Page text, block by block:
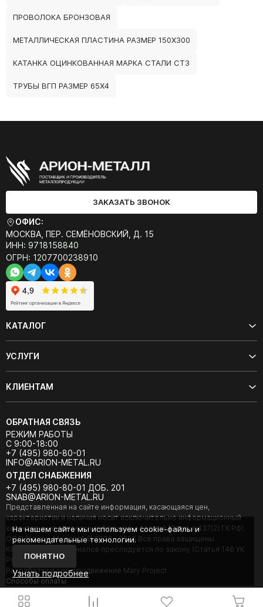
ПРОВОЛОКА БРОНЗОВАЯ
МЕТАЛЛИЧЕСКАЯ ПЛАСТИНА РАЗМЕР 150Х300
КАТАНКА ОЦИНКОВАННАЯ МАРКА СТАЛИ СТ3
ТРУБЫ ВГП РАЗМЕР 65Х4
ЗАКАЗАТЬ ЗВОНОК
ОФИС:
МОСКВА, ПЕР. СЕМЁНОВСКИЙ, Д. 15
ИНН: 9718158840
ОГРН: 1207700238910
КАТАЛОГ
УСЛУГИ
КЛИЕНТАМ
ОБРАТНАЯ СВЯЗЬ
РЕЖИМ РАБОТЫ
С 9:00-18:00
+7 (495) 980-80-01
INFO@ARION-METAL.RU
ОТДЕЛ СНАБЖЕНИЯ
+7 (495) 980-80-01 ДОБ. 201
SNAB@ARION-METAL.RU
Представленная на сайте информация, касающаяся цен,
характеристик и наличия носит исключительно информационный
характер и не является публичной офертой (Статья 437(2) ГК РФ).
ООО "Арион-Металл" © 2020 - 2026 Все права защищены.
Копирование материалов преследуется по закону (Статья 146 УК
РФ).
Разработка и seo-продвижение Mary Project
Cпособы оплаты
На нашем сайте мы используем cookie-файлы и
рекомендательные технологии.
ПОНЯТНО
Узнать подробнее